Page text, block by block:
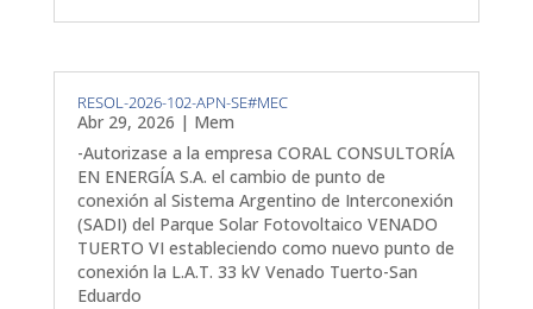
RESOL-2026-102-APN-SE#MEC
Abr 29, 2026 | Mem
-Autorizase a la empresa CORAL CONSULTORÍA
EN ENERGÍA S.A. el cambio de punto de
conexión al Sistema Argentino de Interconexión
(SADI) del Parque Solar Fotovoltaico VENADO
TUERTO VI estableciendo como nuevo punto de
conexión la L.A.T. 33 kV Venado Tuerto-San
Eduardo